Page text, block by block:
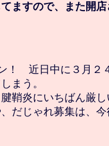
ますので、また開
！　近日中に３月２
まう。
鞘炎にいちばん厳
だじゃれ募集は、